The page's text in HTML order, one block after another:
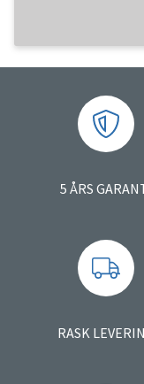
5 ÅRS
RASK